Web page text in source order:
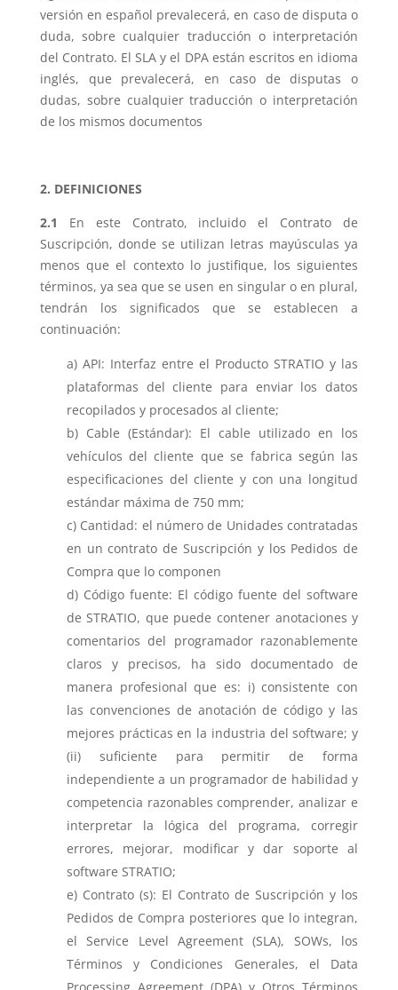
versión en español prevalecerá, en caso de disputa o
duda, sobre cualquier traducción o interpretación
del Contrato. El SLA y el DPA están escritos en idioma
inglés, que prevalecerá, en caso de disputas o
dudas, sobre cualquier traducción o interpretación
de los mismos documentos
2. DEFINICIONES
2.1 En este Contrato, incluido el Contrato de
Suscripción, donde se utilizan letras mayúsculas ya
menos que el contexto lo justifique, los siguientes
términos, ya sea que se usen en singular o en plural,
tendrán los significados que se establecen a
continuación:
API: Interfaz entre el Producto STRATIO y las
plataformas del cliente para enviar los datos
recopilados y procesados ​​al cliente;
Cable (Estándar): El cable utilizado en los
vehículos del cliente que se fabrica según las
especificaciones del cliente y con una longitud
estándar máxima de 750 mm;
Cantidad: el número de Unidades contratadas
en un contrato de Suscripción y los Pedidos de
Compra que lo componen
Código fuente: El código fuente del software
de STRATIO, que puede contener anotaciones y
comentarios del programador razonablemente
claros y precisos, ha sido documentado de
manera profesional que es: i) consistente con
las convenciones de anotación de código y las
mejores prácticas en la industria del software; y
(ii) suficiente para permitir de forma
independiente a un programador de habilidad y
competencia razonables comprender, analizar e
interpretar la lógica del programa, corregir
errores, mejorar, modificar y dar soporte al
software STRATIO;
Contrato (s): El Contrato de Suscripción y los
Pedidos de Compra posteriores que lo integran,
el Service Level Agreement (SLA), SOWs, los
Términos y Condiciones Generales, el Data